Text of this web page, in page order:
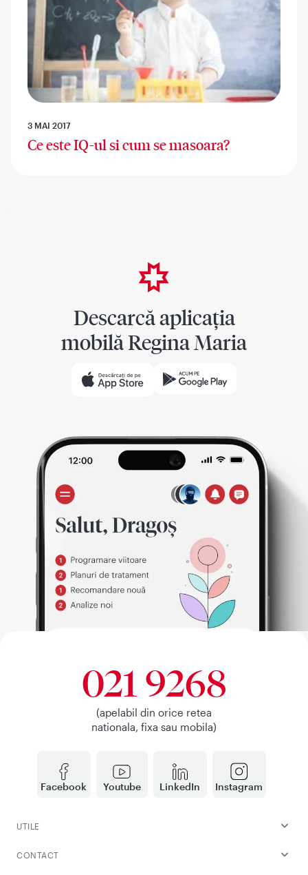
3 MAI 2017
Ce este IQ-ul si cum se masoara?
Descarcă aplicația
mobilă Regina Maria
Facebook Youtube LinkedIn Instagram
021 9268
(apelabil din orice retea
nationala, fixa sau mobila)
UTILE
CONTACT